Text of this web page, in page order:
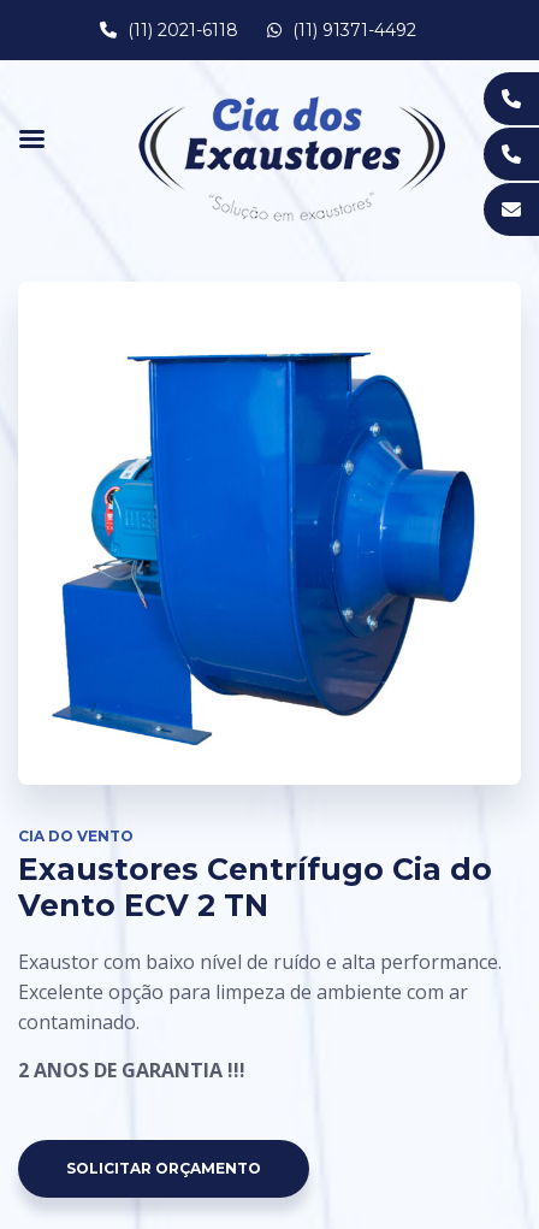
(11) 2021-6118 (11) 91371-4492
CIA DO VENTO
Exaustores Centrífugo Cia do
Vento ECV 2 TN
Exaustor com baixo nível de ruído e alta performance.
Excelente opção para limpeza de ambiente com ar
contaminado.
2 ANOS DE GARANTIA !!!
SOLICITAR ORÇAMENTO